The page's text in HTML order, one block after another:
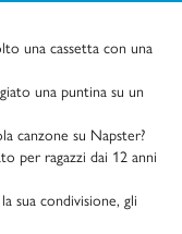
una cassetta con una
una puntina su un
canzone su Napster?
per ragazzi dai 12 anni
sua condivisione, gli